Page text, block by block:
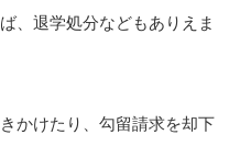
、退学処分などもありえま
かけたり、勾留請求を却下